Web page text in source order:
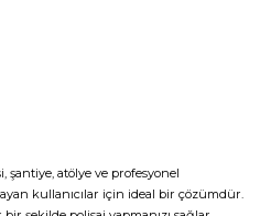
şantiye, atölye ve profesyonel
kullanıcılar için ideal bir çözümdür.